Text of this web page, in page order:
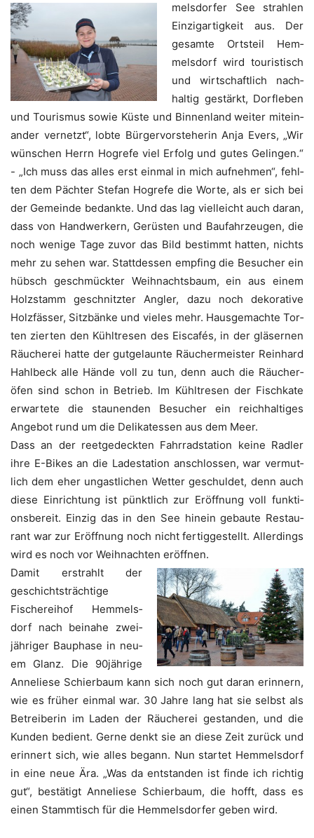
mels­dor­fer See strah­len
Ein­zig­ar­tig­keit aus. Der
gesam­te Orts­teil Hem­
mels­dorf wird tou­ris­tisch
und wirt­schaft­lich nach­
hal­tig gestärkt, Dorf­le­ben
und Tou­ris­mus sowie Küs­te und Bin­nen­land wei­ter mit­ein­
an­der ver­netzt“, lob­te Bür­ger­vor­ste­he­rin Anja Evers, „Wir
wün­schen Herrn Hog­re­fe viel Erfolg und gutes Gelin­gen.“
- „Ich muss das alles erst ein­mal in mich auf­neh­men“, fehl­
ten dem Päch­ter Ste­fan Hog­re­fe die Wor­te, als er sich bei
der Gemein­de bedank­te. Und das lag viel­leicht auch dar­an,
dass von Hand­wer­kern, Gerüs­ten und Bau­fahr­zeu­gen, die
noch weni­ge Tage zuvor das Bild bestimmt hat­ten, nichts
mehr zu sehen war. Statt­des­sen emp­fing die Besu­cher ein
hübsch geschmück­ter Weih­nachts­baum, ein aus einem
Holz­stamm geschnitz­ter Ang­ler, dazu noch deko­ra­ti­ve
Holz­fäs­ser, Sitz­bän­ke und vie­les mehr. Haus­ge­mach­te Tor­
ten zier­ten den Kühl­tre­sen des Eis­ca­fés, in der glä­ser­nen
Räu­che­rei hat­te der gut­ge­laun­te Räu­cher­meis­ter Rein­hard
Hahl­beck alle Hän­de voll zu tun, denn auch die Räu­cher­
öfen sind schon in Betrieb. Im Kühl­tre­sen der Fisch­ka­te
erwar­te­te die stau­nen­den Besu­cher ein reich­hal­ti­ges
Ange­bot rund um die Deli­ka­tes­sen aus dem Meer.
Dass an der reet­ge­deck­ten Fahr­rad­sta­ti­on kei­ne Rad­ler
ihre E-Bikes an die Lade­sta­ti­on anschlos­sen, war ver­mut­
lich dem eher ungast­li­chen Wet­ter geschul­det, denn auch
die­se Ein­rich­tung ist pünkt­lich zur Eröff­nung voll funk­ti­
ons­be­reit. Ein­zig das in den See hin­ein gebau­te Restau­
rant war zur Eröff­nung noch nicht fer­tig­ge­stellt. Aller­dings
wird es noch vor Weih­nach­ten eröffnen.
Damit erstrahlt der
geschichts­träch­ti­ge
Fische­rei­hof Hem­mels­
dorf nach bei­na­he zwei­
jäh­ri­ger Bau­pha­se in neu­
em Glanz. Die 90jährige
Anne­lie­se Schier­baum kann sich noch gut dar­an erin­nern,
wie es frü­her ein­mal war. 30 Jah­re lang hat sie selbst als
Betrei­be­rin im Laden der Räu­che­rei gestan­den, und die
Kun­den bedient. Ger­ne denkt sie an die­se Zeit zurück und
erin­nert sich, wie alles begann. Nun star­tet Hem­mels­dorf
in eine neue Ära. „Was da ent­stan­den ist fin­de ich rich­tig
gut“, bestä­tigt Anne­lie­se Schier­baum, die hofft, dass es
einen Stamm­tisch für die Hem­mels­dor­fer geben wird.